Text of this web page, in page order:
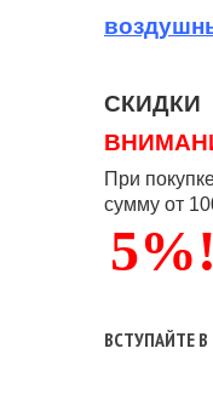
СКИДКИ
При
сумму от
5%!
ВСТУПАЙТЕ